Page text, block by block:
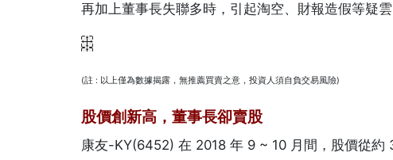
再加上董事長失聯多時，引起淘空、財報造假等疑雲
(註 : 以上僅為數據揭露，無推薦買賣之意，投資人須自負交易風險)
股價創新高，董事長卻賣股
康友-KY(6452) 在 2018 年 9 ~ 10 月間，股價從